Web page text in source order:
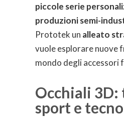
piccole serie
produzioni semi-
Prototek un alleato
vuole esplorare nuove
mondo degli accessori
Occhiali 3D:
sport e